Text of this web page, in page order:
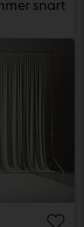
snart